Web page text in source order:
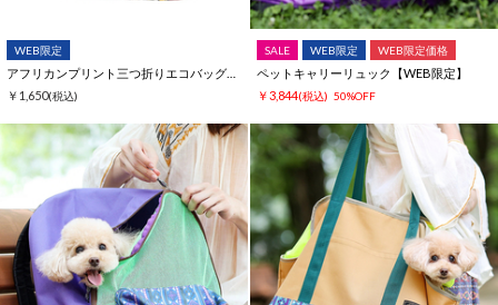
WEB限定
￥1,650(税込)
SALE WEB限定 WEB限定価格
ペットキャリーリュック【WEB限定】
￥3,844(税込) 50%OFF